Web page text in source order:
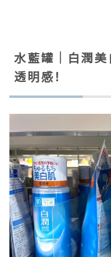
水藍罐｜白潤美
透明感！